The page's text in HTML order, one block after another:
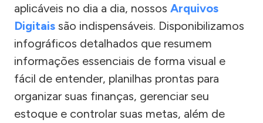
aplicáveis no dia a dia, nossos Arquivos
Digitais são indispensáveis. Disponibilizamos
infográficos detalhados que resumem
informações essenciais de forma visual e
fácil de entender, planilhas prontas para
organizar suas finanças, gerenciar seu
estoque e controlar suas metas, além de